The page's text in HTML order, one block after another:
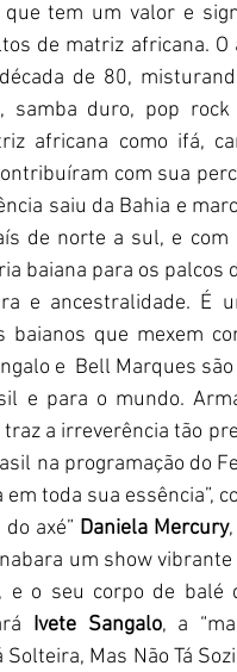
que tem um valor e
de matriz africana.
de 80,
samba duro, pop
africana como ifá,
com sua
saiu da Bahia e
de norte a sul, e
baiana para os palcos
e ancestralidade. É
baianos que mexem
e  Bell Marques
e para o mundo.
traz a irreverência tão
na programação do
toda sua essência”,
axé” Daniela Mercury
um show vibrante
e o seu corpo de
Ivete Sangalo, a
Solteira, Mas Não Tá